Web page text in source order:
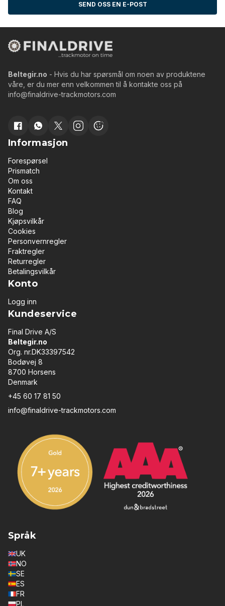
SEND OSS EN E-POST
Beltegir.no - Hvis du har spørsmål om noen av produktene
våre, er du mer enn velkommen til å kontakte oss på
info@finaldrive-trackmotors.com
Informasjon
Forespørsel
Prismatch
Om oss
Kontakt
FAQ
Blog
Kjøpsvilkår
Cookies
Personvernregler
Fraktregler
Returregler
Betalingsvilkår
Konto
Logg inn
Kundeservice
Final Drive A/S
Beltegir.no
Org. nr.DK33397542
Bodøvej 8
8700 Horsens
Denmark
+45 60 17 81 50
info@finaldrive-trackmotors.com
Språk
UK
NO
SE
ES
FR
PL